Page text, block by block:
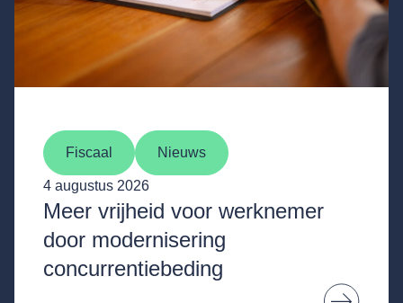
Fiscaal Nieuws
4 augustus 2026
Meer vrijheid voor werknemer
door modernisering
concurrentiebeding